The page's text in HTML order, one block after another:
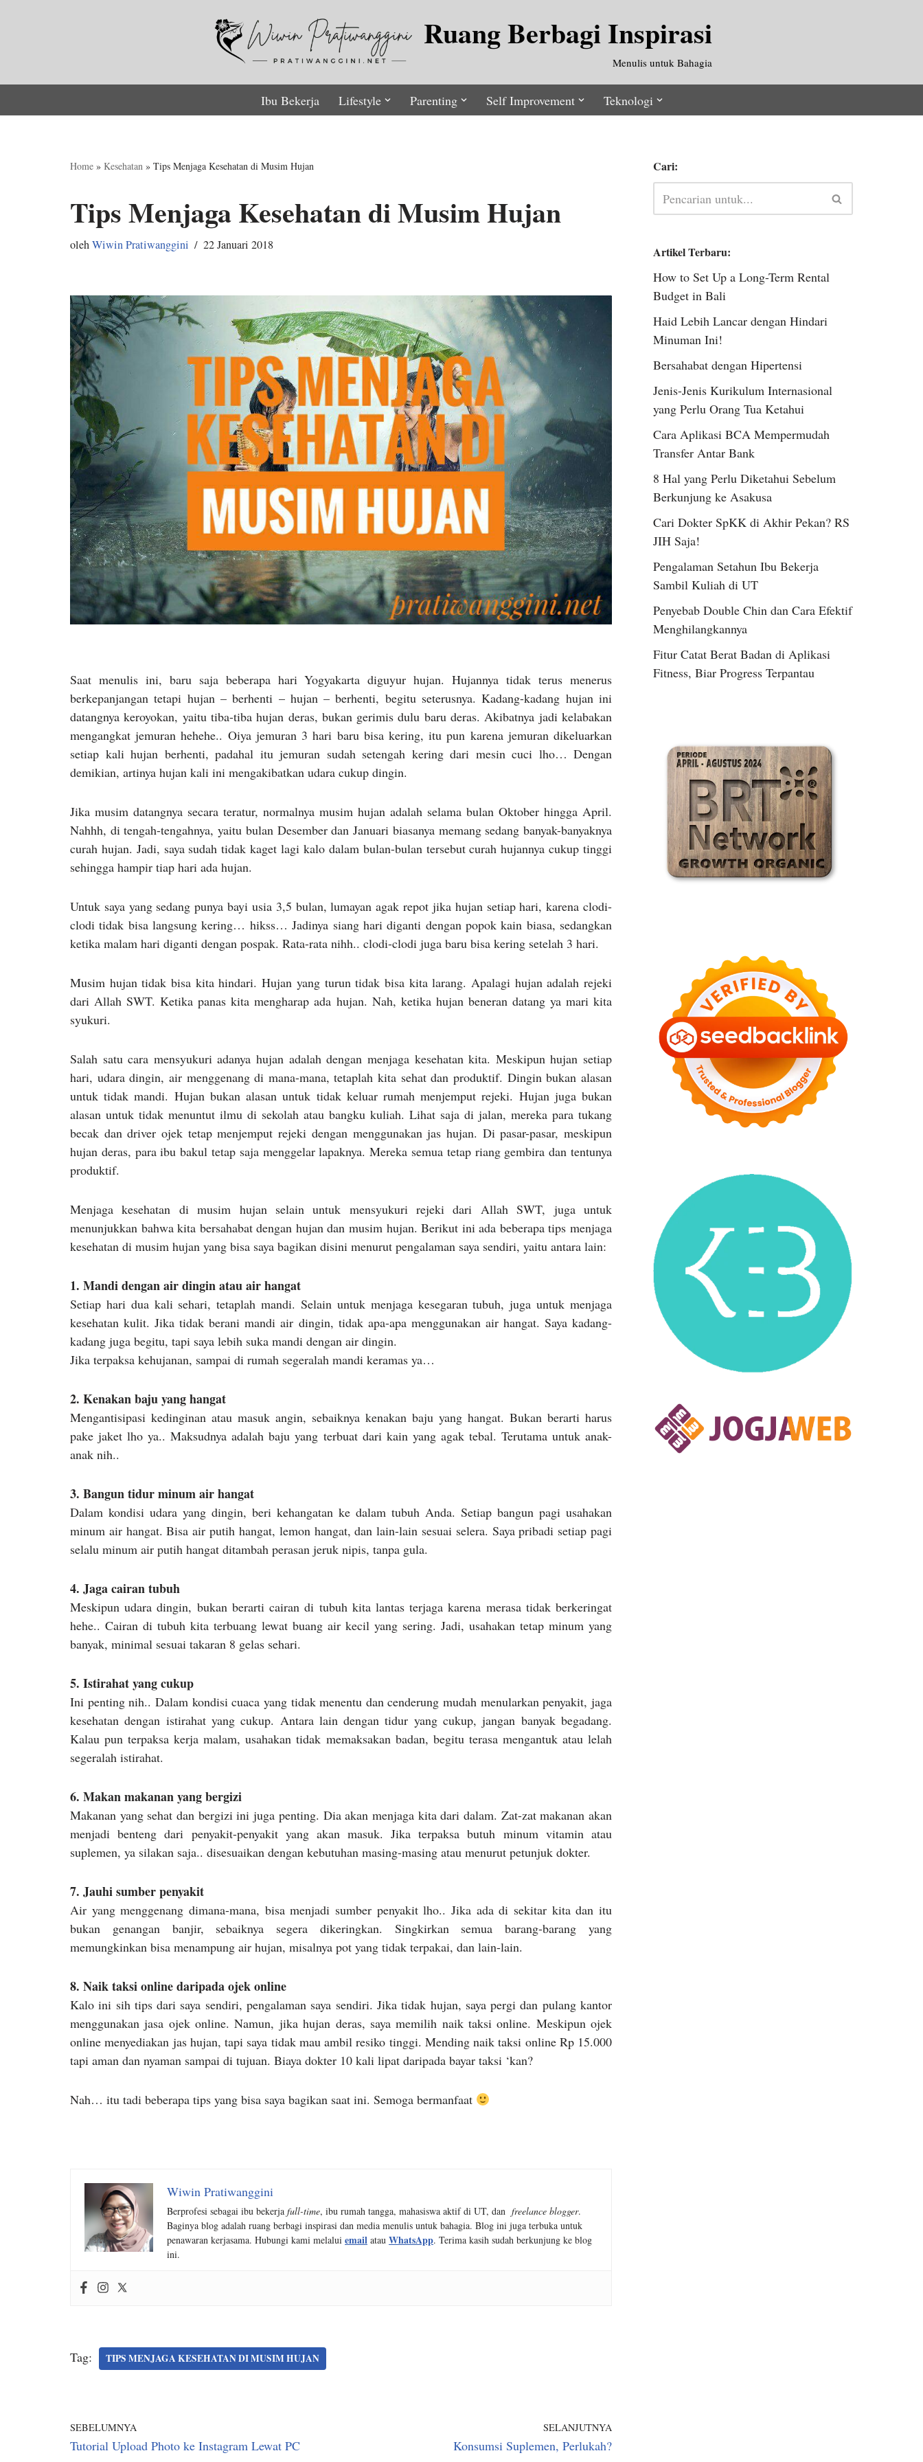
Ruang Berbagi Inspirasi
Menulis untuk Bahagia
Ibu Bekerja Lifestyle Parenting Self Improvement Teknologi
Home » Kesehatan » Tips Menjaga Kesehatan di Musim Hujan
Tips Menjaga Kesehatan di Musim Hujan
olehWiwin Pratiwanggini 22 Januari 2018
Saat menulis ini, baru saja beberapa hari Yogyakarta diguyur hujan. Hujannya tidak terus menerus
berkepanjangan tetapi hujan – berhenti – hujan – berhenti, begitu seterusnya. Kadang-kadang hujan ini
datangnya keroyokan, yaitu tiba-tiba hujan deras, bukan gerimis dulu baru deras. Akibatnya jadi kelabakan
mengangkat jemuran hehehe.. Oiya jemuran 3 hari baru bisa kering, itu pun karena jemuran dikeluarkan
setiap kali hujan berhenti, padahal itu jemuran sudah setengah kering dari mesin cuci lho… Dengan
demikian, artinya hujan kali ini mengakibatkan udara cukup dingin.
Jika musim datangnya secara teratur, normalnya musim hujan adalah selama bulan Oktober hingga April.
Nahhh, di tengah-tengahnya, yaitu bulan Desember dan Januari biasanya memang sedang banyak-banyaknya
curah hujan. Jadi, saya sudah tidak kaget lagi kalo dalam bulan-bulan tersebut curah hujannya cukup tinggi
sehingga hampir tiap hari ada hujan.
Untuk saya yang sedang punya bayi usia 3,5 bulan, lumayan agak repot jika hujan setiap hari, karena clodi-
clodi tidak bisa langsung kering… hikss… Jadinya siang hari diganti dengan popok kain biasa, sedangkan
ketika malam hari diganti dengan pospak. Rata-rata nihh.. clodi-clodi juga baru bisa kering setelah 3 hari.
Musim hujan tidak bisa kita hindari. Hujan yang turun tidak bisa kita larang. Apalagi hujan adalah rejeki
dari Allah SWT. Ketika panas kita mengharap ada hujan. Nah, ketika hujan beneran datang ya mari kita
syukuri.
Salah satu cara mensyukuri adanya hujan adalah dengan menjaga kesehatan kita. Meskipun hujan setiap
hari, udara dingin, air menggenang di mana-mana, tetaplah kita sehat dan produktif. Dingin bukan alasan
untuk tidak mandi. Hujan bukan alasan untuk tidak keluar rumah menjemput rejeki. Hujan juga bukan
alasan untuk tidak menuntut ilmu di sekolah atau bangku kuliah. Lihat saja di jalan, mereka para tukang
becak dan driver ojek tetap menjemput rejeki dengan menggunakan jas hujan. Di pasar-pasar, meskipun
hujan deras, para ibu bakul tetap saja menggelar lapaknya. Mereka semua tetap riang gembira dan tentunya
produktif.
Menjaga kesehatan di musim hujan selain untuk mensyukuri rejeki dari Allah SWT, juga untuk
menunjukkan bahwa kita bersahabat dengan hujan dan musim hujan. Berikut ini ada beberapa tips menjaga
kesehatan di musim hujan yang bisa saya bagikan disini menurut pengalaman saya sendiri, yaitu antara lain:
1. Mandi dengan air dingin atau air hangat
Setiap hari dua kali sehari, tetaplah mandi. Selain untuk menjaga kesegaran tubuh, juga untuk menjaga
kesehatan kulit. Jika tidak berani mandi air dingin, tidak apa-apa menggunakan air hangat. Saya kadang-
kadang juga begitu, tapi saya lebih suka mandi dengan air dingin.
Jika terpaksa kehujanan, sampai di rumah segeralah mandi keramas ya…
2. Kenakan baju yang hangat
Mengantisipasi kedinginan atau masuk angin, sebaiknya kenakan baju yang hangat. Bukan berarti harus
pake jaket lho ya.. Maksudnya adalah baju yang terbuat dari kain yang agak tebal. Terutama untuk anak-
anak nih..
3. Bangun tidur minum air hangat
Dalam kondisi udara yang dingin, beri kehangatan ke dalam tubuh Anda. Setiap bangun pagi usahakan
minum air hangat. Bisa air putih hangat, lemon hangat, dan lain-lain sesuai selera. Saya pribadi setiap pagi
selalu minum air putih hangat ditambah perasan jeruk nipis, tanpa gula.
4. Jaga cairan tubuh
Meskipun udara dingin, bukan berarti cairan di tubuh kita lantas terjaga karena merasa tidak berkeringat
hehe.. Cairan di tubuh kita terbuang lewat buang air kecil yang sering. Jadi, usahakan tetap minum yang
banyak, minimal sesuai takaran 8 gelas sehari.
5. Istirahat yang cukup
Ini penting nih.. Dalam kondisi cuaca yang tidak menentu dan cenderung mudah menularkan penyakit, jaga
kesehatan dengan istirahat yang cukup. Antara lain dengan tidur yang cukup, jangan banyak begadang.
Kalau pun terpaksa kerja malam, usahakan tidak memaksakan badan, begitu terasa mengantuk atau lelah
segeralah istirahat.
6. Makan makanan yang bergizi
Makanan yang sehat dan bergizi ini juga penting. Dia akan menjaga kita dari dalam. Zat-zat makanan akan
menjadi benteng dari penyakit-penyakit yang akan masuk. Jika terpaksa butuh minum vitamin atau
suplemen, ya silakan saja.. disesuaikan dengan kebutuhan masing-masing atau menurut petunjuk dokter.
7. Jauhi sumber penyakit
Air yang menggenang dimana-mana, bisa menjadi sumber penyakit lho.. Jika ada di sekitar kita dan itu
bukan genangan banjir, sebaiknya segera dikeringkan. Singkirkan semua barang-barang yang
memungkinkan bisa menampung air hujan, misalnya pot yang tidak terpakai, dan lain-lain.
8. Naik taksi online daripada ojek online
Kalo ini sih tips dari saya sendiri, pengalaman saya sendiri. Jika tidak hujan, saya pergi dan pulang kantor
menggunakan jasa ojek online. Namun, jika hujan deras, saya memilih naik taksi online. Meskipun ojek
online menyediakan jas hujan, tapi saya tidak mau ambil resiko tinggi. Mending naik taksi online Rp 15.000
tapi aman dan nyaman sampai di tujuan. Biaya dokter 10 kali lipat daripada bayar taksi ‘kan?
Nah… itu tadi beberapa tips yang bisa saya bagikan saat ini. Semoga bermanfaat
Wiwin Pratiwanggini
Berprofesi sebagai ibu bekerja full-time, ibu rumah tangga, mahasiswa aktif di UT, dan freelance blogger.
Baginya blog adalah ruang berbagi inspirasi dan media menulis untuk bahagia. Blog ini juga terbuka untuk
penawaran kerjasama. Hubungi kami melalui email atau WhatsApp. Terima kasih sudah berkunjung ke blog
ini.
Tag: TIPS MENJAGA KESEHATAN DI MUSIM HUJAN
SEBELUMNYA
Tutorial Upload Photo ke Instagram Lewat PC
SELANJUTNYA
Konsumsi Suplemen, Perlukah?
Cari:
Artikel Terbaru:
How to Set Up a Long-Term Rental
Budget in Bali
Haid Lebih Lancar dengan Hindari
Minuman Ini!
Bersahabat dengan Hipertensi
Jenis-Jenis Kurikulum Internasional
yang Perlu Orang Tua Ketahui
Cara Aplikasi BCA Mempermudah
Transfer Antar Bank
8 Hal yang Perlu Diketahui Sebelum
Berkunjung ke Asakusa
Cari Dokter SpKK di Akhir Pekan? RS
JIH Saja!
Pengalaman Setahun Ibu Bekerja
Sambil Kuliah di UT
Penyebab Double Chin dan Cara Efektif
Menghilangkannya
Fitur Catat Berat Badan di Aplikasi
Fitness, Biar Progress Terpantau